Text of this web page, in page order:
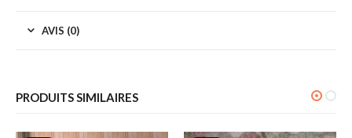
AVIS (0)
PRODUITS SIMILAIRES